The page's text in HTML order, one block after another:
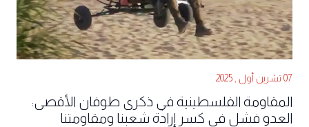
07 تشرين أول , 2025
المقاومة الفلسطينية في ذكرى طوفان الأقصى:
العدو فشل في كسر إرادة شعبنا ومقاومتنا